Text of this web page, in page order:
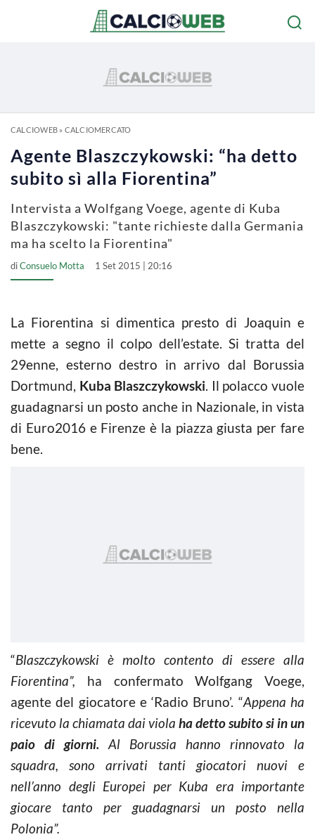
CALCIOWEB» CALCIOMERCATO
Agente Blaszczykowski: “ha detto
subito sì alla Fiorentina”
Intervista a Wolfgang Voege, agente di Kuba
Blaszczykowski: "tante richieste dalla Germania
ma ha scelto la Fiorentina"
diConsuelo Motta 1 Set 2015 | 20:16
La Fiorentina si dimentica presto di Joaquin e
mette a segno il colpo dell’estate. Si tratta del
29enne, esterno destro in arrivo dal Borussia
Dortmund, Kuba Blaszczykowski. Il polacco vuole
guadagnarsi un posto anche in Nazionale, in vista
di Euro2016 e Firenze è la piazza giusta per fare
bene.
“Blaszczykowski è molto contento di essere alla
Fiorentina”, ha confermato Wolfgang Voege,
agente del giocatore e ‘Radio Bruno’. “Appena ha
ricevuto la chiamata dai viola ha detto subito si in un
paio di giorni. Al Borussia hanno rinnovato la
squadra, sono arrivati tanti giocatori nuovi e
nell’anno degli Europei per Kuba era importante
giocare tanto per guadagnarsi un posto nella
Polonia”.